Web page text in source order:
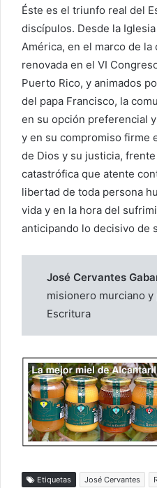
Éste es el triunfo real del
discípulos. Desde la
América, en el marco de
renovada en el VI
Puerto Rico, y animados
del papa Francisco, la
en su opción preferencial
y en su compromiso firme
de Dios y su justicia,
catastrófica que atente
libertad de toda persona
vida y en la hora del
anticipando lo decisivo de
José Cervantes
misionero murciano
Escritura
Etiquetas José Cervantes